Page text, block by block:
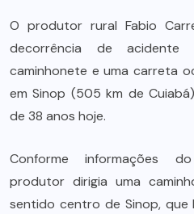
O produtor rural Fabio
decorrência de
caminhonete e uma carreta
em Sinop (505 km de
de 38 anos hoje.
Conforme informações
produtor dirigia uma
sentido centro de Sinop,